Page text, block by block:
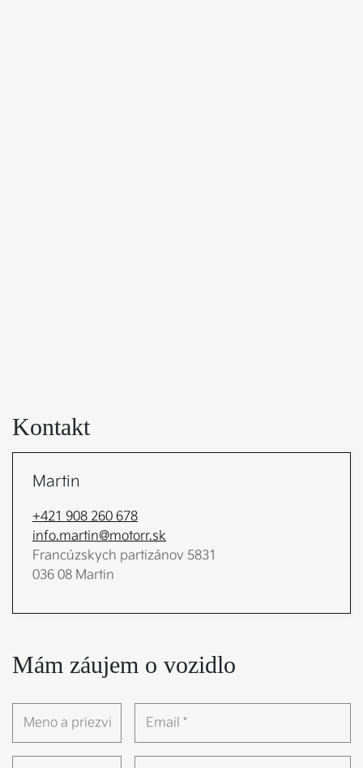
Kontakt
Martin
+421 908 260 678
info.martin@motorr.sk
Francúzskych partizánov 5831
036 08 Martin
Mám záujem o vozidlo